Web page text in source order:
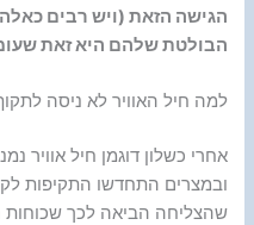
הגישה הזאת (ויש רבים
הבולטת שלהם היא זאת
למה חיל האוויר לא ניסה
אחרי כשלון דוגמן חיל אוויר
ובמצרים התחדשו התקיפות
שהצליחה הביאה לכך